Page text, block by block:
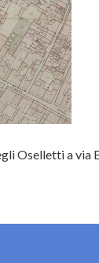
Oselletti a via